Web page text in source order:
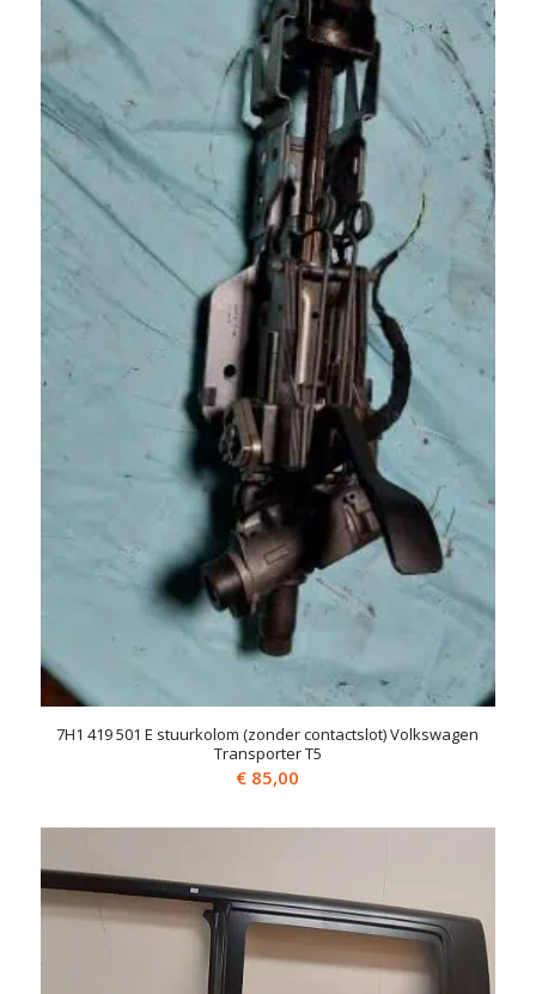
7H1 419 501 E stuurkolom (zonder contactslot) Volkswagen
Transporter T5
€ 85,00